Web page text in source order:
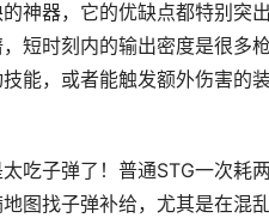
神器，它的优缺点都特别突
短时刻内的输出密度是很多
能，或者能触发额外伤害的
吃子弹了！普通STG一次耗
图找子弹补给，尤其是在混